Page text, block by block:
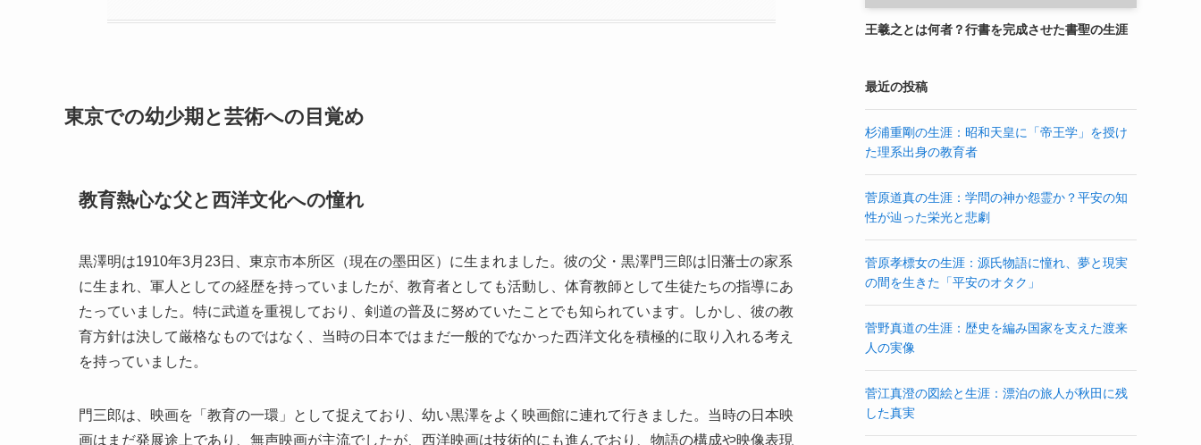
東京での幼少期と芸術への目覚め
教育熱心な父と西洋文化への憧れ
黒澤明は1910年3月23日、東京市本所区（現在の墨田区）に生まれました。彼の父・黒澤門三郎は旧藩士の家系
に生まれ、軍人としての経歴を持っていましたが、教育者としても活動し、体育教師として生徒たちの指導にあ
たっていました。特に武道を重視しており、剣道の普及に努めていたことでも知られています。しかし、彼の教
育方針は決して厳格なものではなく、当時の日本ではまだ一般的でなかった西洋文化を積極的に取り入れる考え
を持っていました。
門三郎は、映画を「教育の一環」として捉えており、幼い黒澤をよく映画館に連れて行きました。当時の日本映
画はまだ発展途上であり、無声映画が主流でしたが、西洋映画は技術的にも進んでおり、物語の構成や映像表現
王羲之とは何者？行書を完成させた書聖の生涯
最近の投稿
杉浦重剛の生涯：昭和天皇に「帝王学」を授け
た理系出身の教育者
菅原道真の生涯：学問の神か怨霊か？平安の知
性が辿った栄光と悲劇
菅原孝標女の生涯：源氏物語に憧れ、夢と現実
の間を生きた「平安のオタク」
菅野真道の生涯：歴史を編み国家を支えた渡来
人の実像
菅江真澄の図絵と生涯：漂泊の旅人が秋田に残
した真実